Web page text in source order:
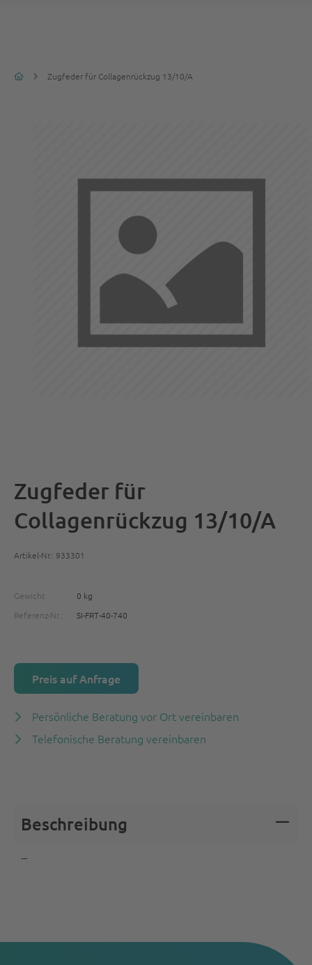
Zugfeder für Collagenrückzug 13/10/A
Zugfeder für
Collagenrückzug 13/10/A
Artikel-Nr.: 933301
Gewicht
0 kg
Referenz-Nr.:
SI-FRT-40-740
Preis auf Anfrage
Persönliche Beratung vor Ort vereinbaren
Telefonische Beratung vereinbaren
Beschreibung
---